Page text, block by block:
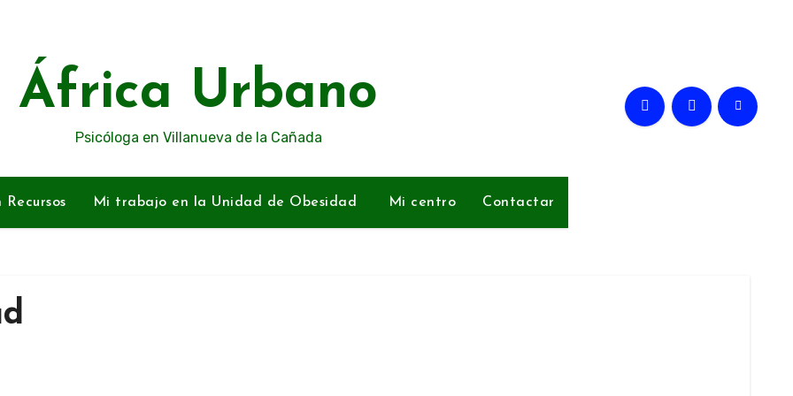
África Urbano
Psicóloga en Villanueva de la Cañada
Mi trabajo en la Unidad de Obesidad Mi centro Contactar